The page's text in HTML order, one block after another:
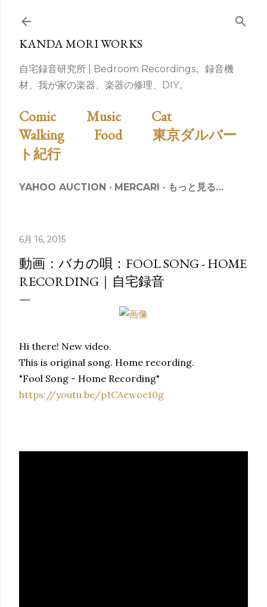
スキップしてメイン コンテンツに移動
KANDA MORI WORKS
自宅録音研究所 | Bedroom Recordings。録音機
材、我が家の楽器、楽器の修理、DIY。
Comic Music
Cat
Walking
Food
東京ダルバー
ト紀行
YAHOO AUCTION MERCARI もっと見る…
6月 16, 2015
動画：バカの唄：FOOL SONG - HOME
RECORDING｜自宅録音
Hi there! New video.
This is original song. Home recording.
"Fool Song - Home Recording"
https://youtu.be/p1CAewoe10g